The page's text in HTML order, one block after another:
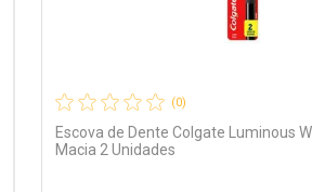
(0)
Escova de Dente Colgate Luminous
Macia 2 Unidades